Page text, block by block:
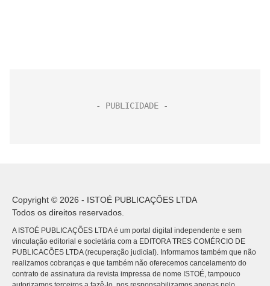
Copyright © 2026 - ISTOÉ PUBLICAÇÕES LTDA
Todos os direitos reservados.
A ISTOÉ PUBLICAÇÕES LTDA é um portal digital independente e sem
vinculação editorial e societária com a EDITORA TRES COMÉRCIO DE
PUBLICACÕES LTDA (recuperação judicial). Informamos também que não
realizamos cobranças e que também não oferecemos cancelamento do
contrato de assinatura da revista impressa de nome ISTOÉ, tampouco